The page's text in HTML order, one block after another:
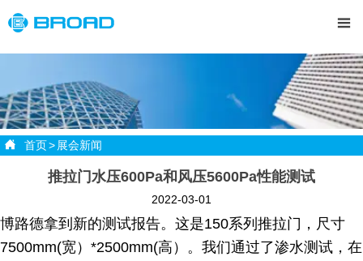

 首页> 展会新闻
推拉门水压600Pa和风压5600Pa性能测试
2022-03-01
博路德拿到新的测试报告。这是150系列推拉门，尺寸
7500mm(宽）*2500mm(高）。我们通过了渗水测试，在